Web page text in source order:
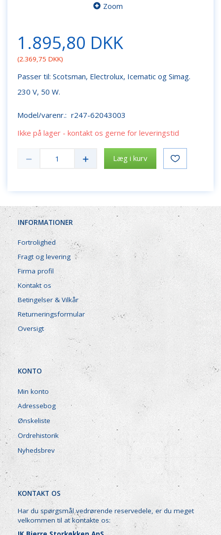
Zoom
1.895,80 DKK
(2.369,75 DKK)
Passer til: Scotsman, Electrolux, Icematic og Simag.
230 V, 50 W.
Model/varenr.: r247-62043003
Ikke på lager - kontakt os gerne for leveringstid
Læg i kurv
INFORMATIONER
Fortrolighed
Fragt og levering
Firma profil
Kontakt os
Betingelser & Vilkår
Returneringsformular
Oversigt
KONTO
Min konto
Adressebog
Ønskeliste
Ordrehistorik
Nyhedsbrev
KONTAKT OS
Har du spørgsmål vedrørende reservedele, er du meget
velkommen til at kontakte os: